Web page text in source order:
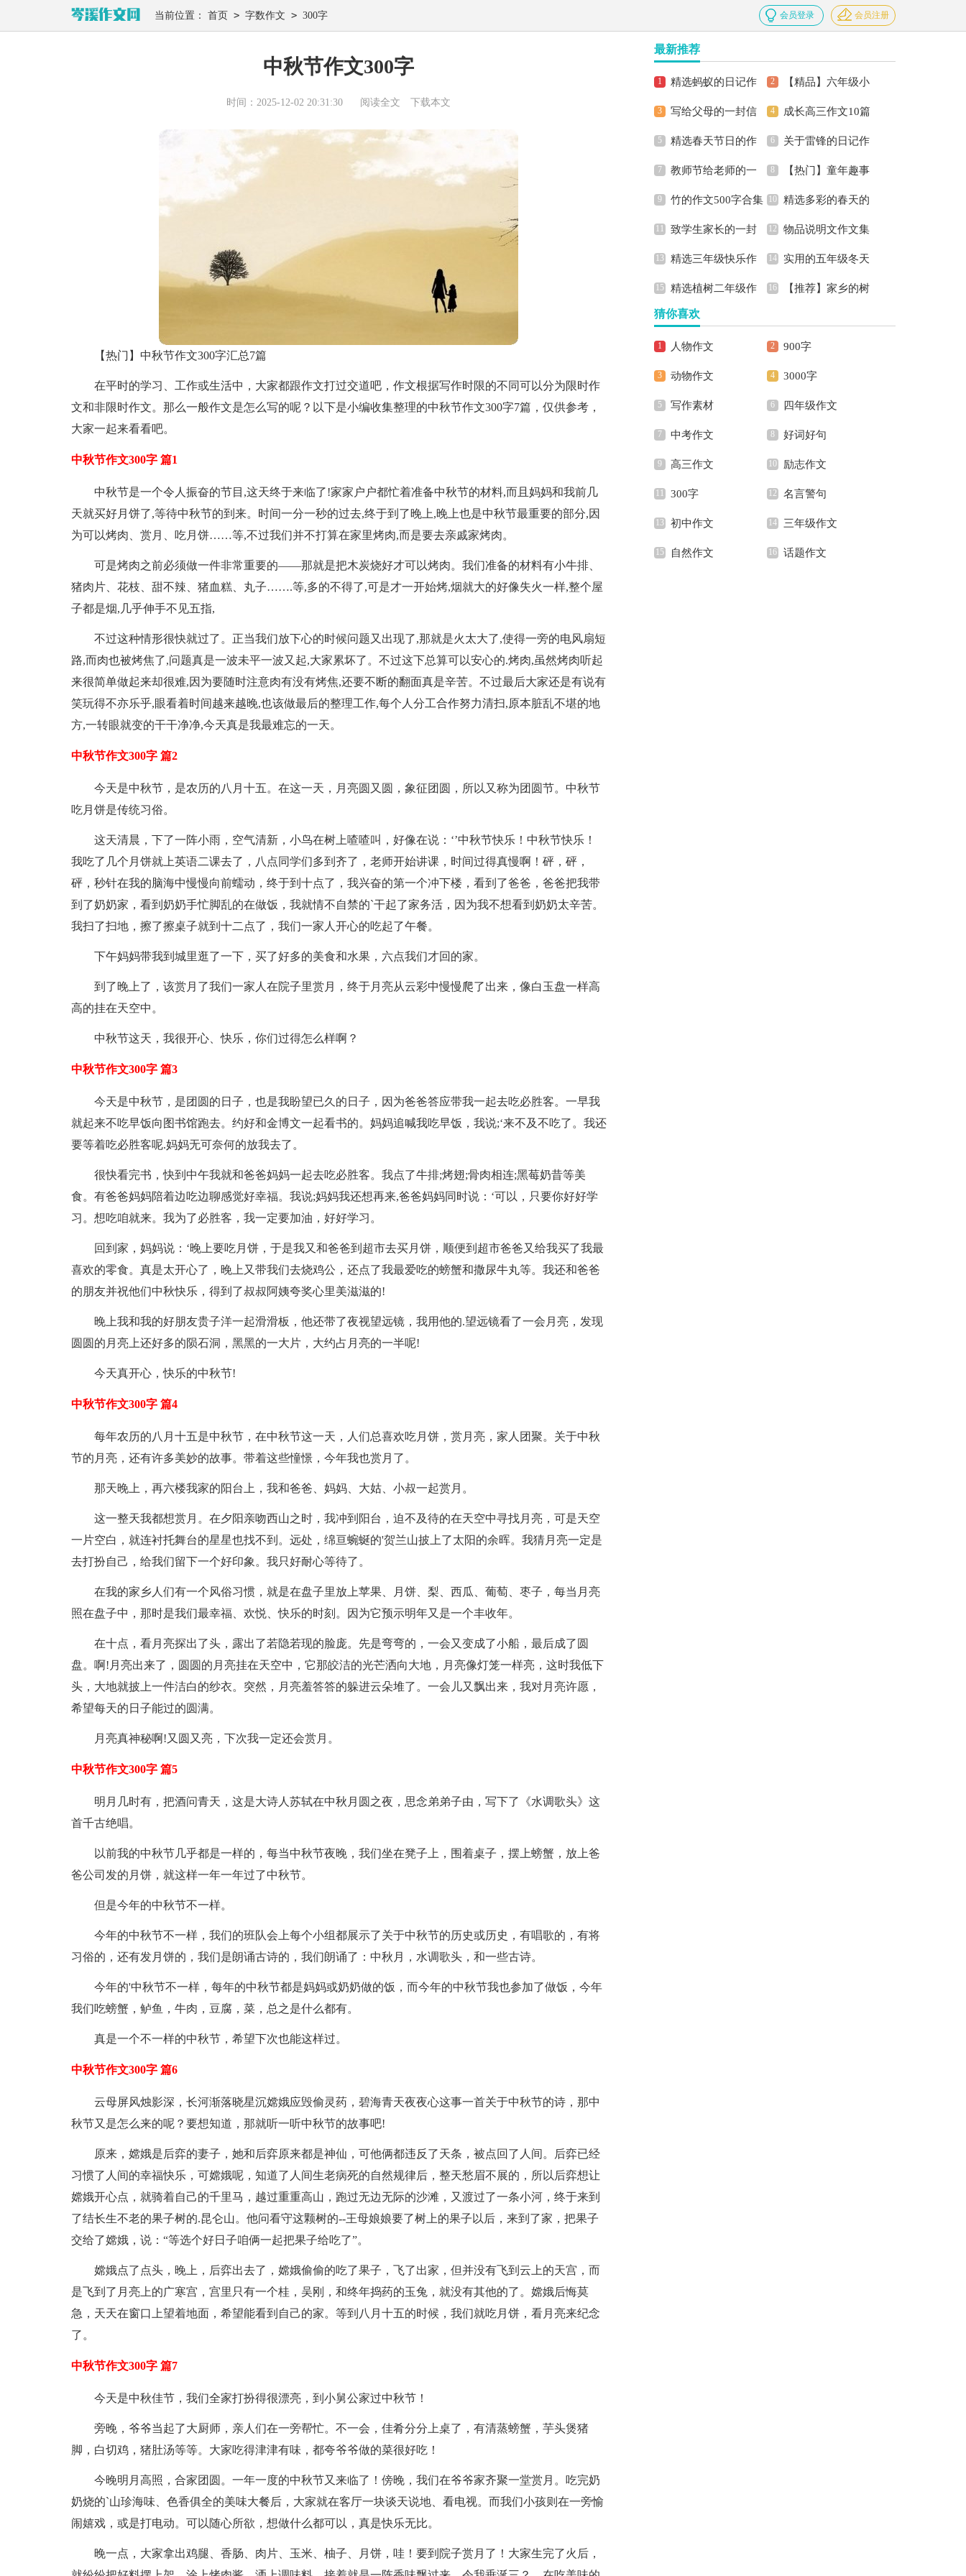
当前位置： 首页 > 字数作文 > 300字 会员登录 会员注册
中秋节作文300字
时间：2025-12-02 20:31:30 阅读全文 下载本文
【热门】中秋节作文300字汇总7篇
在平时的学习、工作或生活中，大家都跟作文打过交道吧，作文根据写作时限的不同可以分为限时作
文和非限时作文。那么一般作文是怎么写的呢？以下是小编收集整理的中秋节作文300字7篇，仅供参考，
大家一起来看看吧。
中秋节作文300字 篇1
中秋节是一个令人振奋的节目,这天终于来临了!家家户户都忙着准备中秋节的材料,而且妈妈和我前几
天就买好月饼了,等待中秋节的到来。时间一分一秒的过去,终于到了晚上,晚上也是中秋节最重要的部分,因
为可以烤肉、赏月、吃月饼……等,不过我们并不打算在家里烤肉,而是要去亲戚家烤肉。
可是烤肉之前必须做一件非常重要的——那就是把木炭烧好才可以烤肉。我们准备的材料有小牛排、
猪肉片、花枝、甜不辣、猪血糕、丸子…….等,多的不得了,可是才一开始烤,烟就大的好像失火一样,整个屋
子都是烟,几乎伸手不见五指,
不过这种情形很快就过了。正当我们放下心的时候问题又出现了,那就是火太大了,使得一旁的电风扇短
路,而肉也被烤焦了,问题真是一波未平一波又起,大家累坏了。不过这下总算可以安心的.烤肉,虽然烤肉听起
来很简单做起来却很难,因为要随时注意肉有没有烤焦,还要不断的翻面真是辛苦。不过最后大家还是有说有
笑玩得不亦乐乎,眼看着时间越来越晚,也该做最后的整理工作,每个人分工合作努力清扫,原本脏乱不堪的地
方,一转眼就变的干干净净,今天真是我最难忘的一天。
中秋节作文300字 篇2
今天是中秋节，是农历的八月十五。在这一天，月亮圆又圆，象征团圆，所以又称为团圆节。中秋节
吃月饼是传统习俗。
这天清晨，下了一阵小雨，空气清新，小鸟在树上喳喳叫，好像在说：‘’中秋节快乐！中秋节快乐！
我吃了几个月饼就上英语二课去了，八点同学们多到齐了，老师开始讲课，时间过得真慢啊！砰，砰，
砰，秒针在我的脑海中慢慢向前蠕动，终于到十点了，我兴奋的第一个冲下楼，看到了爸爸，爸爸把我带
到了奶奶家，看到奶奶手忙脚乱的在做饭，我就情不自禁的`干起了家务活，因为我不想看到奶奶太辛苦。
我扫了扫地，擦了擦桌子就到十二点了，我们一家人开心的吃起了午餐。
下午妈妈带我到城里逛了一下，买了好多的美食和水果，六点我们才回的家。
到了晚上了，该赏月了我们一家人在院子里赏月，终于月亮从云彩中慢慢爬了出来，像白玉盘一样高
高的挂在天空中。
中秋节这天，我很开心、快乐，你们过得怎么样啊？
中秋节作文300字 篇3
今天是中秋节，是团圆的日子，也是我盼望已久的日子，因为爸爸答应带我一起去吃必胜客。一早我
就起来不吃早饭向图书馆跑去。约好和金博文一起看书的。妈妈追喊我吃早饭，我说;‘来不及不吃了。我还
要等着吃必胜客呢.妈妈无可奈何的放我去了。
很快看完书，快到中午我就和爸爸妈妈一起去吃必胜客。我点了牛排;烤翅;骨肉相连;黑莓奶昔等美
食。有爸爸妈妈陪着边吃边聊感觉好幸福。我说;妈妈我还想再来,爸爸妈妈同时说：‘可以，只要你好好学
习。想吃咱就来。我为了必胜客，我一定要加油，好好学习。
回到家，妈妈说：‘晚上要吃月饼，于是我又和爸爸到超市去买月饼，顺便到超市爸爸又给我买了我最
喜欢的零食。真是太开心了，晚上又带我们去烧鸡公，还点了我最爱吃的螃蟹和撒尿牛丸等。我还和爸爸
的朋友并祝他们中秋快乐，得到了叔叔阿姨夸奖心里美滋滋的!
晚上我和我的好朋友贵子洋一起滑滑板，他还带了夜视望远镜，我用他的.望远镜看了一会月亮，发现
圆圆的月亮上还好多的陨石洞，黑黑的一大片，大约占月亮的一半呢!
今天真开心，快乐的中秋节!
中秋节作文300字 篇4
每年农历的八月十五是中秋节，在中秋节这一天，人们总喜欢吃月饼，赏月亮，家人团聚。关于中秋
节的月亮，还有许多美妙的故事。带着这些憧憬，今年我也赏月了。
那天晚上，再六楼我家的阳台上，我和爸爸、妈妈、大姑、小叔一起赏月。
这一整天我都想赏月。在夕阳亲吻西山之时，我冲到阳台，迫不及待的在天空中寻找月亮，可是天空
一片空白，就连衬托舞台的星星也找不到。远处，绵亘蜿蜒的'贺兰山披上了太阳的余晖。我猜月亮一定是
去打扮自己，给我们留下一个好印象。我只好耐心等待了。
在我的家乡人们有一个风俗习惯，就是在盘子里放上苹果、月饼、梨、西瓜、葡萄、枣子，每当月亮
照在盘子中，那时是我们最幸福、欢悦、快乐的时刻。因为它预示明年又是一个丰收年。
在十点，看月亮探出了头，露出了若隐若现的脸庞。先是弯弯的，一会又变成了小船，最后成了圆
盘。啊!月亮出来了，圆圆的月亮挂在天空中，它那皎洁的光芒洒向大地，月亮像灯笼一样亮，这时我低下
头，大地就披上一件洁白的纱衣。突然，月亮羞答答的躲进云朵堆了。一会儿又飘出来，我对月亮许愿，
希望每天的日子能过的圆满。
月亮真神秘啊!又圆又亮，下次我一定还会赏月。
中秋节作文300字 篇5
明月几时有，把酒问青天，这是大诗人苏轼在中秋月圆之夜，思念弟弟子由，写下了《水调歌头》这
首千古绝唱。
以前我的中秋节几乎都是一样的，每当中秋节夜晚，我们坐在凳子上，围着桌子，摆上螃蟹，放上爸
爸公司发的月饼，就这样一年一年过了中秋节。
但是今年的中秋节不一样。
今年的中秋节不一样，我们的班队会上每个小组都展示了关于中秋节的历史或历史，有唱歌的，有将
习俗的，还有发月饼的，我们是朗诵古诗的，我们朗诵了：中秋月，水调歌头，和一些古诗。
今年的'中秋节不一样，每年的中秋节都是妈妈或奶奶做的饭，而今年的中秋节我也参加了做饭，今年
我们吃螃蟹，鲈鱼，牛肉，豆腐，菜，总之是什么都有。
真是一个不一样的中秋节，希望下次也能这样过。
中秋节作文300字 篇6
云母屏风烛影深，长河渐落晓星沉嫦娥应毁偷灵药，碧海青天夜夜心这事一首关于中秋节的诗，那中
秋节又是怎么来的呢？要想知道，那就听一听中秋节的故事吧!
原来，嫦娥是后弈的妻子，她和后弈原来都是神仙，可他俩都违反了天条，被点回了人间。后弈已经
习惯了人间的幸福快乐，可嫦娥呢，知道了人间生老病死的自然规律后，整天愁眉不展的，所以后弈想让
嫦娥开心点，就骑着自己的千里马，越过重重高山，跑过无边无际的沙滩，又渡过了一条小河，终于来到
了结长生不老的果子树的.昆仑山。他问看守这颗树的--王母娘娘要了树上的果子以后，来到了家，把果子
交给了嫦娥，说：“等选个好日子咱俩一起把果子给吃了”。
嫦娥点了点头，晚上，后弈出去了，嫦娥偷偷的吃了果子，飞了出家，但并没有飞到云上的天宫，而
是飞到了月亮上的广寒宫，宫里只有一个桂，吴刚，和终年捣药的玉兔，就没有其他的了。嫦娥后悔莫
急，天天在窗口上望着地面，希望能看到自己的家。等到八月十五的时候，我们就吃月饼，看月亮来纪念
了。
中秋节作文300字 篇7
今天是中秋佳节，我们全家打扮得很漂亮，到小舅公家过中秋节！
旁晚，爷爷当起了大厨师，亲人们在一旁帮忙。不一会，佳肴分分上桌了，有清蒸螃蟹，芋头煲猪
脚，白切鸡，猪肚汤等等。大家吃得津津有味，都夸爷爷做的菜很好吃！
今晚明月高照，合家团圆。一年一度的中秋节又来临了！傍晚，我们在爷爷家齐聚一堂赏月。吃完奶
奶烧的`山珍海味、色香俱全的美味大餐后，大家就在客厅一块谈天说地、看电视。而我们小孩则在一旁愉
闹嬉戏，或是打电动。可以随心所欲，想做什么都可以，真是快乐无比。
晚一点，大家拿出鸡腿、香肠、肉片、玉米、柚子、月饼，哇！要到院子赏月了！大家生完了火后，
最新推荐
精选蚂蚁的日记作
文合集9篇
【精品】六年级小
学生作文300字三篇
写给父母的一封信 成长高三作文10篇
精选春天节日的作
文三篇
关于雷锋的日记作
文合集五篇
教师节给老师的一
封信
【热门】童年趣事
记叙文
竹的作文500字合集
六篇
精选多彩的春天的
作文500字3篇
致学生家长的一封
信
物品说明文作文集
锦6篇
精选三年级快乐作
文6篇
实用的五年级冬天
作文300字锦集十篇
精选植树二年级作
文300字汇编五篇
【推荐】家乡的树
猜你喜欢
人物作文 900字
动物作文 3000字
写作素材 四年级作文
中考作文 好词好句
高三作文 励志作文
300字 名言警句
初中作文 三年级作文
自然作文 话题作文